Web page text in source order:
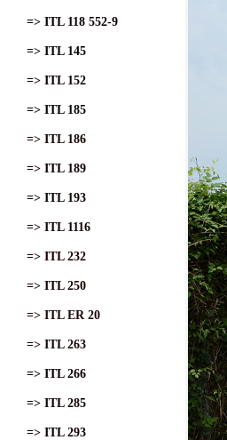
=> ITL 118 552-9
=> ITL 145
=> ITL 152
=> ITL 185
=> ITL 186
=> ITL 189
=> ITL 193
=> ITL 1116
=> ITL 232
=> ITL 250
=> ITL ER 20
=> ITL 263
=> ITL 266
=> ITL 285
=> ITL 293